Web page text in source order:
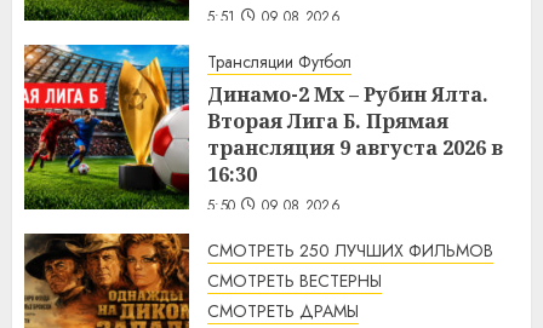
5:51 09.08.2026
Трансляции Футбол
Динамо-2 Мх – Рубин Ялта.
Вторая Лига Б. Прямая
трансляция 9 августа 2026 в
16:30
5:50 09.08.2026
СМОТРЕТЬ 250 ЛУЧШИХ ФИЛЬМОВ
СМОТРЕТЬ ВЕСТЕРНЫ
СМОТРЕТЬ ДРАМЫ